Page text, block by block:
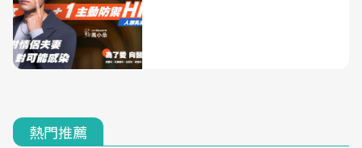
熱門推薦